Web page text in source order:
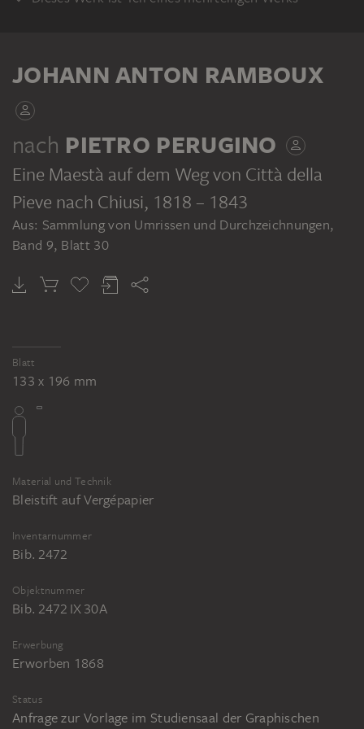
JOHANN ANTON RAMBOUX
JOHANN ANTON RAMBOUX
nach PIETRO PERUGINO
Eine Maestà auf dem Weg von Città della
Pieve nach Chiusi, 1818 – 1843
Aus: Sammlung von Umrissen und Durchzeichnungen,
Band 9, Blatt 30
Blatt
133 x 196 mm
Material und Technik
Bleistift auf Vergépapier
Inventarnummer
Bib. 2472
Objektnummer
Bib. 2472 IX 30A
Erwerbung
Erworben 1868
Status
Anfrage zur Vorlage im Studiensaal der Graphischen